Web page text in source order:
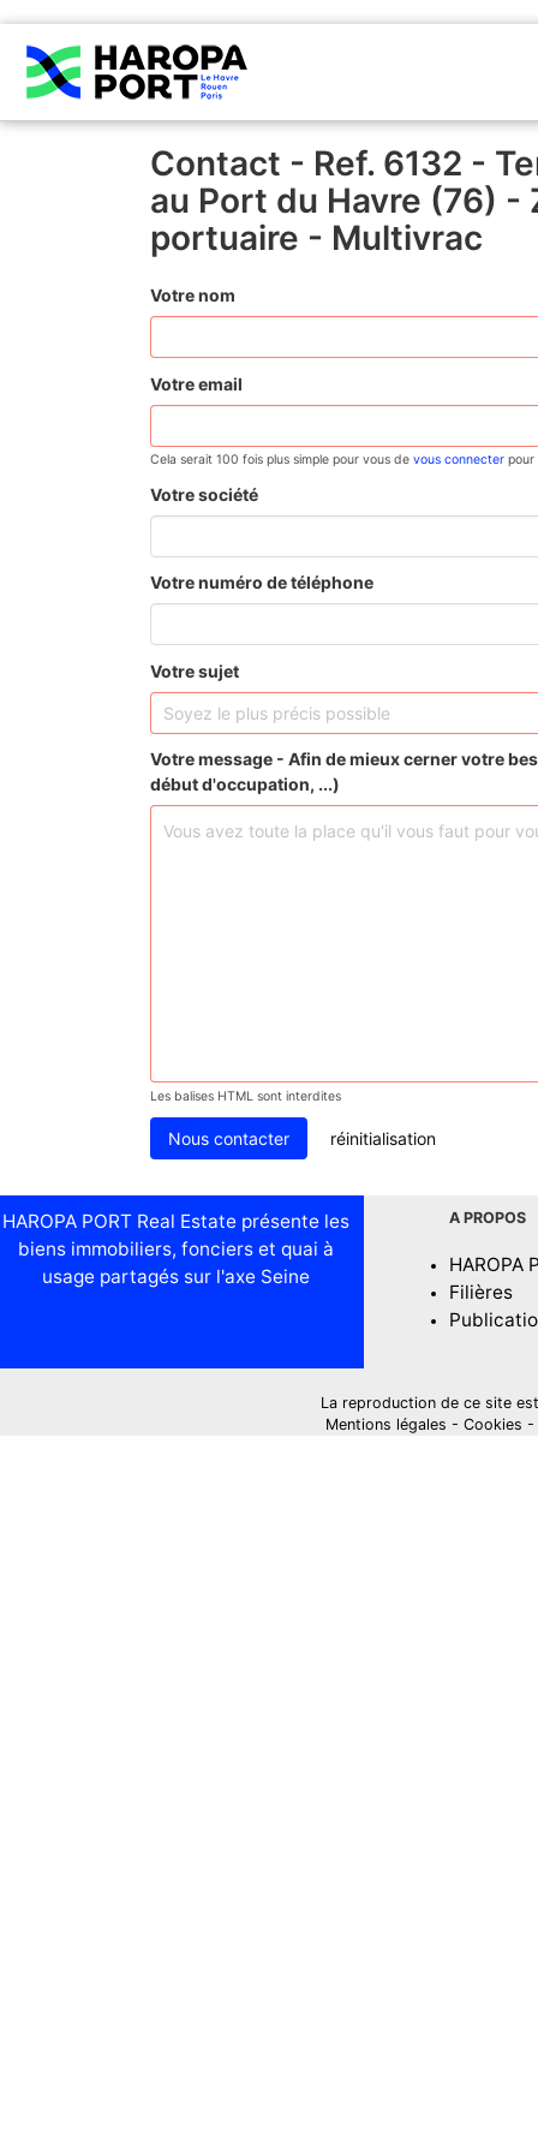
Contact - Ref. 6132 -
au Port du Havre (76)
portuaire - Multivrac
Votre nom
Votre email
Cela serait 100 fois plus simple pour vous devous connecter pour
Votre société
Votre numéro de téléphone
Votre sujet
Votre message - Afin de mieux cerner votre
début d'occupation, ...)
Les balises HTML sont interdites
réinitialisation
HAROPA PORT Real Estate présente les
biens immobiliers, fonciers et quai à
usage partagés sur l'axe Seine
A PROPOS
HAROPA
Filières
La reproduction de ce site
Mentions légales - Cookies -